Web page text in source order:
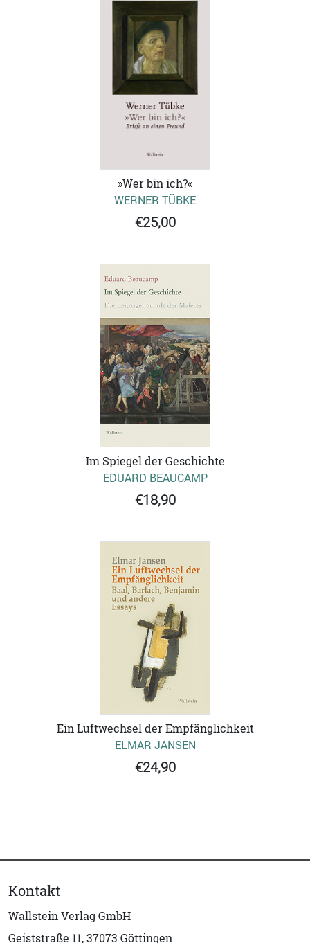
»Wer bin ich?«
WERNER TÜBKE
€25,00
Im Spiegel der Geschichte
EDUARD BEAUCAMP
€18,90
Ein Luftwechsel der Empfänglichkeit
ELMAR JANSEN
€24,90
Kontakt
Wallstein Verlag GmbH
Geiststraße 11, 37073 Göttingen